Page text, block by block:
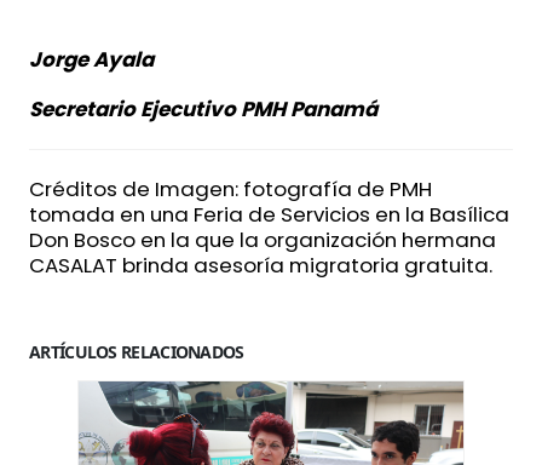
Jorge Ayala
Secretario Ejecutivo PMH Panamá
Créditos de Imagen: fotografía de PMH
tomada en una Feria de Servicios en la Basílica
Don Bosco en la que la organización hermana
CASALAT brinda asesoría migratoria gratuita.
ARTÍCULOS RELACIONADOS